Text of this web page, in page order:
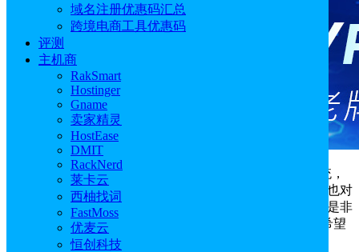
域名注册优惠码汇总
跨境电商工具优惠码
评测
主机商
RakSmart
Hostinger
Gname
卖家精灵
HostEase
DMIT
RackNerd
莱卡云
西柚找词
FastMoss
优麦云
恒创科技
Magento是一套基于PHP语言开发的开源电子商务系统，
为一些最复杂的在线电商网站提供支持，但这种强大功能也对
基础设施提出了很高的要求，所以选择合适的托管提供商是非
常重要的。本文就为大家推荐了几家优质Magento主机，希望
可以帮助用户选购到合适的方案。